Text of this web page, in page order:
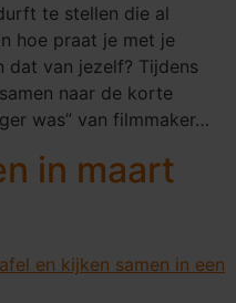
te stellen die al
hoe praat je met je
dat van jezelf? Tijdens
naar de korte
was” van filmmaker…
in maart